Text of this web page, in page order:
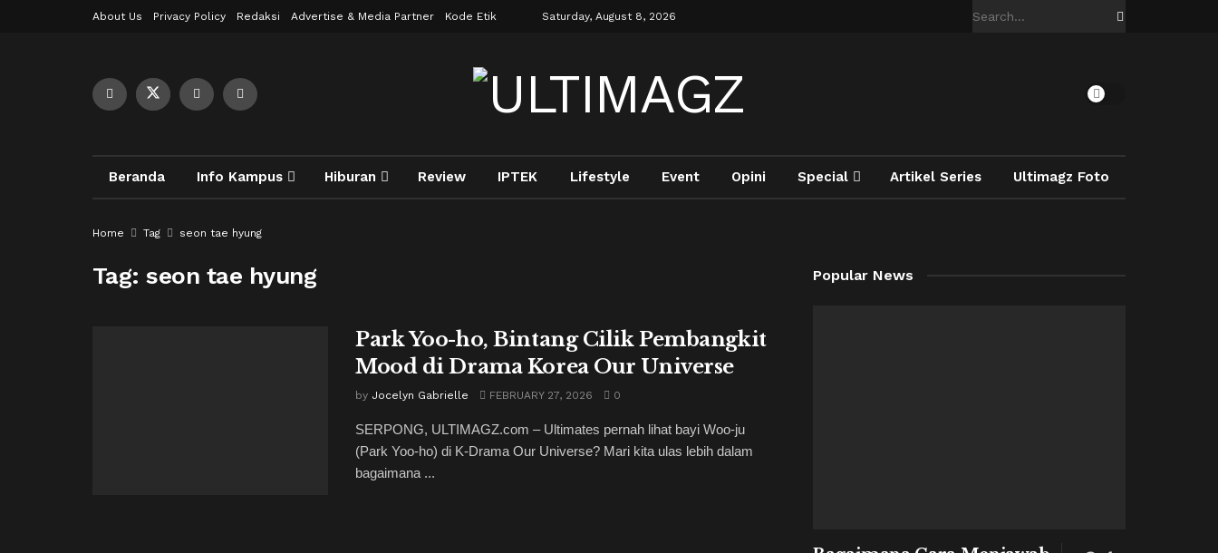
About Us Privacy Policy Redaksi Advertise & Media Partner Kode Etik Saturday, August 8, 2026
Beranda Info Kampus Hiburan Review IPTEK Lifestyle Event Opini Special Artikel Series Ultimagz Foto
Home Tag seon tae hyung
Tag:seon tae hyung
Park Yoo-ho, Bintang Cilik Pembangkit
Mood di Drama Korea Our Universe
by Jocelyn Gabrielle FEBRUARY 27, 2026 0
SERPONG, ULTIMAGZ.com – Ultimates pernah lihat bayi Woo-ju
(Park Yoo-ho) di K-Drama Our Universe? Mari kita ulas lebih dalam
bagaimana ...
Popular News